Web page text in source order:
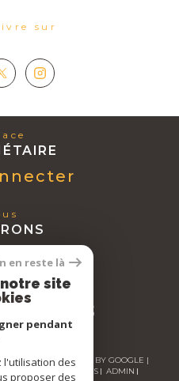
sur
POWERED BY GOOGLE |
MENTIONS LÉGALES
ADMIN
en reste là
site
pendant
l'utilisation des
proposer des